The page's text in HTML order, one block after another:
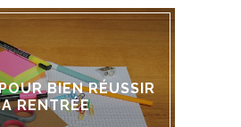
BIEN RÉUSSIR
RENTRÉE